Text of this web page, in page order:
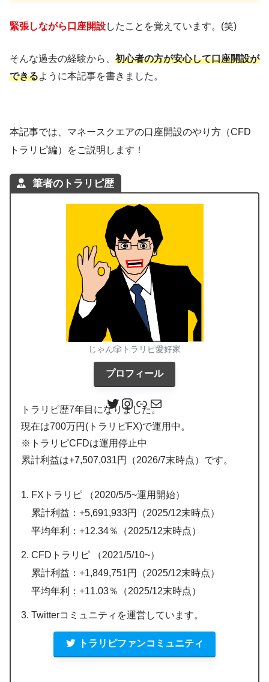
緊張しながら口座開設したことを覚えています。(笑)
そんな過去の経験から、 初心者の方が安心して口座開設が
できるように本記事を書きました。
本記事では、マネースクエアの口座開設のやり方（CFD
トラリピ編）をご説明します！
筆者のトラリピ歴
じゃん🎲トラリピ愛好家
プロフィール
トラリピ歴7年目になりました。
現在は700万円(トラリピFX)で運用中。
※トラリピCFDは運用停止中
累計利益は+7,507,031円（2026/7末時点）です。
FXトラリピ （2020/5/5~運用開始）
累計利益：+5,691,933円（2025/12末時点）
平均年利：+12.34％（2025/12末時点）
CFDトラリピ （2021/5/10~）
累計利益：+1,849,751円（2025/12末時点）
平均年利：+11.03％（2025/12末時点）
Twitterコミュニティを運営しています。
トラリピファンコミュニティ